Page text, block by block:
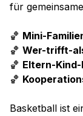
für
🏀 Mini-
🏀 Wer-trifft-
🏀 Eltern-
🏀
Basketball ist